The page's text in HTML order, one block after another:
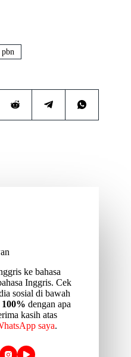
pbn
ke bahasa
Inggris. Cek
sosial di bawah
dengan apa
kasih atas
saya.